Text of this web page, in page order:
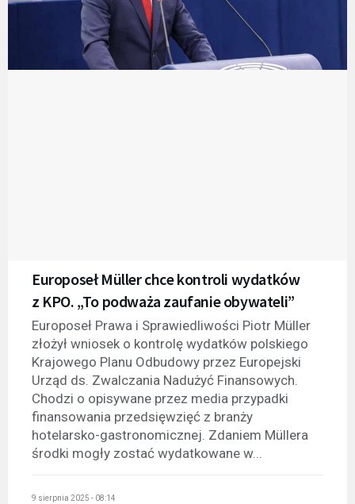
Europoseł Müller chce kontroli wydatków
z KPO. „To podważa zaufanie obywateli”
Europoseł Prawa i Sprawiedliwości Piotr Müller
złożył wniosek o kontrolę wydatków polskiego
Krajowego Planu Odbudowy przez Europejski
Urząd ds. Zwalczania Nadużyć Finansowych.
Chodzi o opisywane przez media przypadki
finansowania przedsięwzięć z branży
hotelarsko-gastronomicznej. Zdaniem Müllera
środki mogły zostać wydatkowane w...
9 sierpnia 2025 - 08:14